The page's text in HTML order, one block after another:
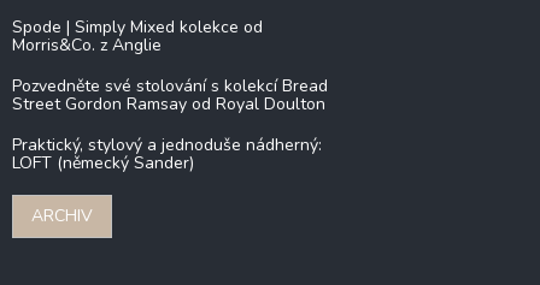
Spode | Simply Mixed kolekce od
Morris&Co. z Anglie
Pozvedněte své stolování s kolekcí Bread
Street Gordon Ramsay od Royal Doulton
Praktický, stylový a jednoduše nádherný:
LOFT (německý Sander)
ARCHIV